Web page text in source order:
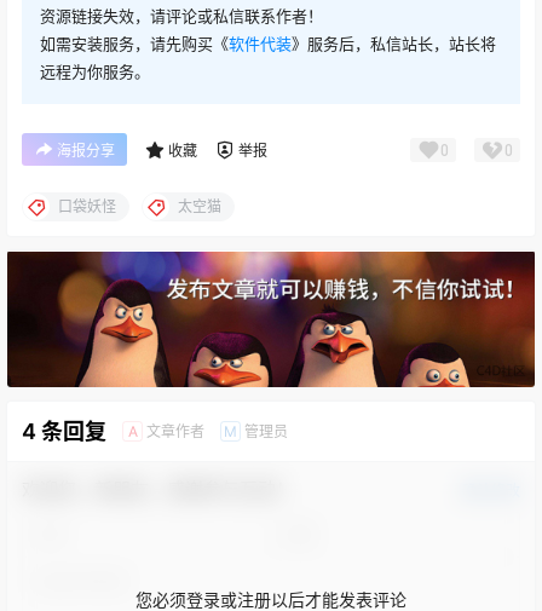
资源链接失效，请评论或私信联系作者！
如需安装服务，请先购买《软件代装》服务后，私信站长，站长将
远程为你服务。
海报分享 收藏 举报 0 0
口袋妖怪 太空猫
4 条回复 A 文章作者 M 管理员
您必须登录或注册以后才能发表评论